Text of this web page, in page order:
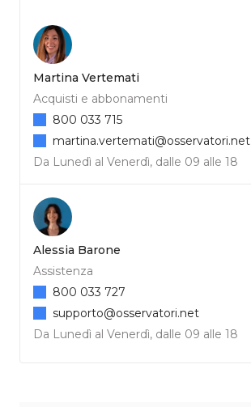
Martina Vertemati
Acquisti e abbonamenti
Da Lunedì al Venerdì, dalle 09 alle 18
800 033 715
martina.vertemati@osservatori.net
Alessia Barone
Assistenza
Da Lunedì al Venerdì, dalle 09 alle 18
800 033 727
supporto@osservatori.net